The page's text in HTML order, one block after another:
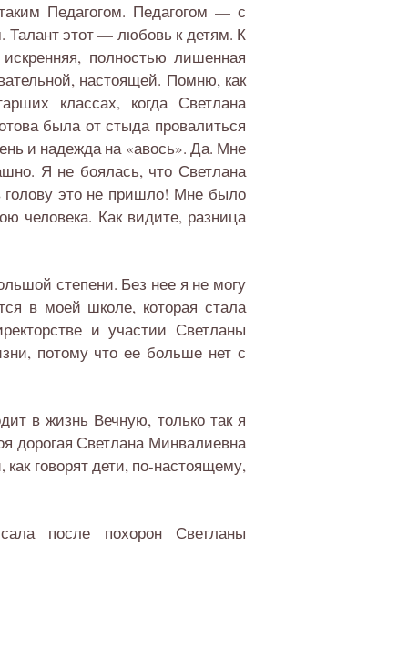
Педагогом. Педагогом — с
Талант этот — любовь к детям. К
полностью лишенная
настоящей. Помню, как
классах, когда Светлана
была от стыда провалиться
и надежда на «авось». Да. Мне
Я не боялась, что Светлана
голову это не пришло! Мне было
человека. Как видите, разница
степени. Без нее я не могу
в моей школе, которая стала
и участии Светланы
потому что ее больше нет с
в жизнь Вечную, только так я
дорогая Светлана Минвалиевна
говорят дети, по-настоящему,
после похорон Светланы